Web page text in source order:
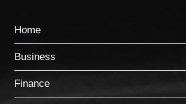
Home
Business
Finance